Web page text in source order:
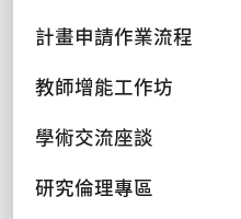
計畫申請作業流程
教師增能工作坊
學術交流座談
研究倫理專區